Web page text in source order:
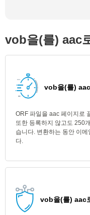
vob을(를) aac
vob을(를)
ORF 파일을 aac 페이지로
또한 등록하지 않고도 250
습니다. 변환하는 동안 이
다.
vob을(를) aac